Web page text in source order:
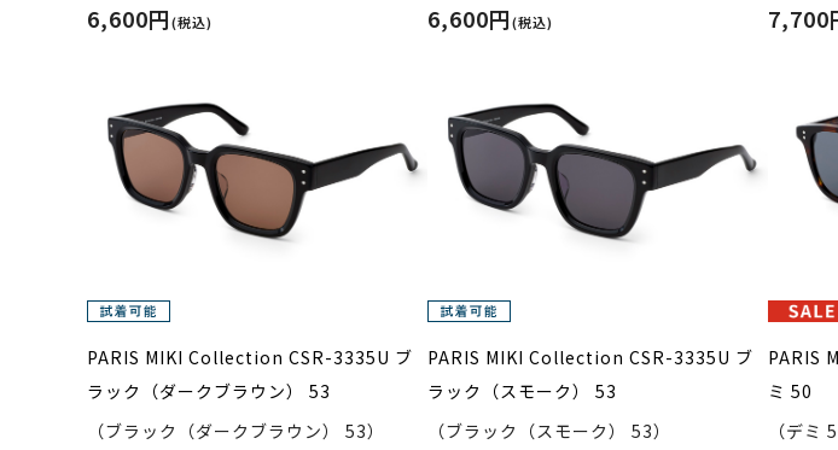
6,600円(税込) 6,600円(税込) 7,700
PARIS MIKI Collection CSR-3335U ブ
ラック（ダークブラウン） 53
（ブラック（ダークブラウン） 53）
PARIS MIKI Collection CSR-3335U ブ
ラック（スモーク） 53
（ブラック（スモーク） 53）
PARIS
ミ 50
（デミ